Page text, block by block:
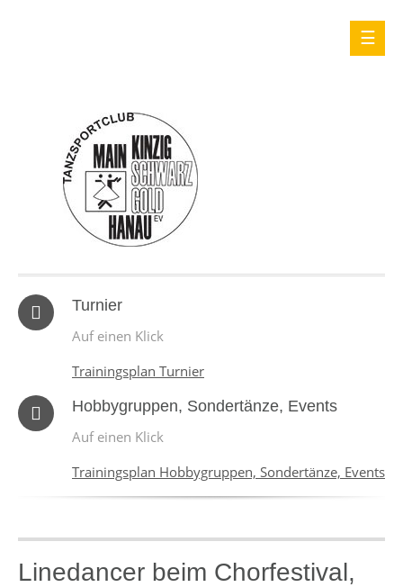
Turnier
Auf einen Klick
Trainingsplan Turnier
Hobbygruppen, Sondertänze, Events
Auf einen Klick
Trainingsplan Hobbygruppen, Sondertänze, Events
Linedancer beim Chorfestival,